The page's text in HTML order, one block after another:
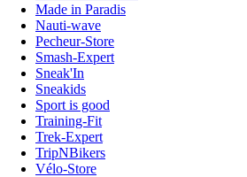
Made in Paradis
Nauti-wave
Pecheur-Store
Smash-Expert
Sneak'In
Sneakids
Sport is good
Training-Fit
Trek-Expert
TripNBikers
Vélo-Store